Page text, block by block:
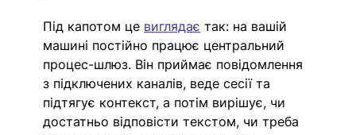
Під капотом це виглядає так: на вашій
машині постійно працює центральний
процес-шлюз. Він приймає повідомлення
з підключених каналів, веде сесії та
підтягує контекст, а потім вирішує, чи
достатньо відповісти текстом, чи треба